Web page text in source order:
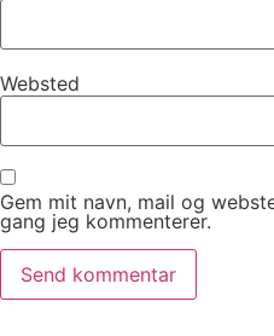
Websted
Gem mit navn, mail og
gang jeg kommenterer.